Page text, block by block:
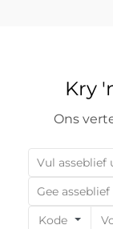
Kry
Ons
Kode